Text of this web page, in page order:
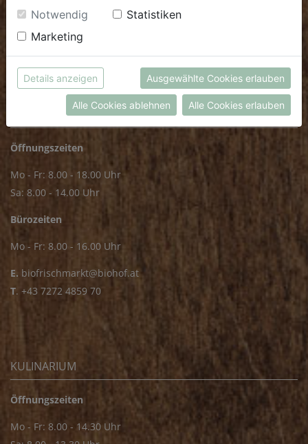
Fr: 8.00 - 15.00 Uhr
dieBiokiste@biohof.at
.+43 7272 2597
FRISCHMARKT
Öffnungszeiten
Mo - Fr: 8.00 - 18.00 Uhr
Sa: 8.00 - 14.00 Uhr
Bürozeiten
Mo - Fr: 8.00 - 16.00 Uhr
E. biofrischmarkt@biohof.at
T. +43 7272 4859 70
KULINARIUM
Öffnungszeiten
Mo - Fr: 8.00 - 14.30 Uhr
Cookies zu. Unter "Details anzeigen" findest du alle
Infos zu den unterschiedlichen Cookies, du kannst
auch entscheiden, welche Cookies du erlauben
möchtest.
Weitere Informationen findest du in unserer
Datenschutzerklärung
bzw. imImpressum
Notwendig
Statistiken
Marketing
Details anzeigen Ausgewählte Cookies erlauben
Alle Cookies ablehnen Alle Cookies erlauben